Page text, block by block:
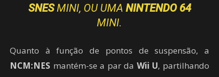
SNESMINI, OU UMA NINTENDO 64
MINI.
Quanto à função de pontos de suspensão, a
NCM:NES mantém-se a par da Wii U, partilhando